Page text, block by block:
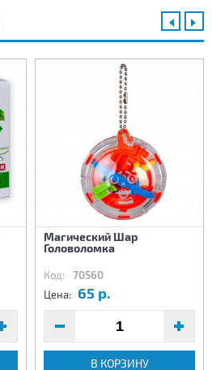
Магический Шар
Головоломка
Код: 70560
Цена: 65 р.
В КОРЗИНУ